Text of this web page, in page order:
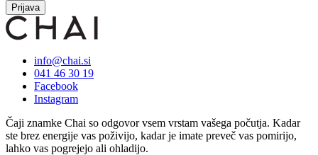
Prijava
info@chai.si
041 46 30 19
Facebook
Instagram
Čaji znamke Chai so odgovor vsem vrstam vašega počutja. Kadar
ste brez energije vas poživijo, kadar je imate preveč vas pomirijo,
lahko vas pogrejejo ali ohladijo.